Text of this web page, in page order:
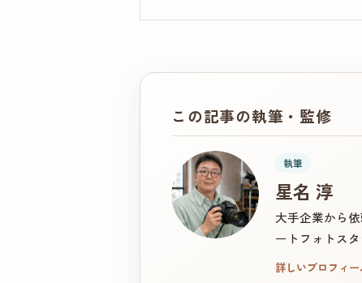
この記事の執筆・監修
執筆
星名 淳
大手企業から
ートフォトス
詳しいプロフィ